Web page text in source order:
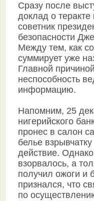
Сразу после
доклад о
советник
безопасности
Между тем, как
суммирует уже
Главной
неспособность
информацию.
Напомним, 25
нигерийского
пронес в салон
белье
действие.
взорвалось, а
получил ожоги и
признался, что
по